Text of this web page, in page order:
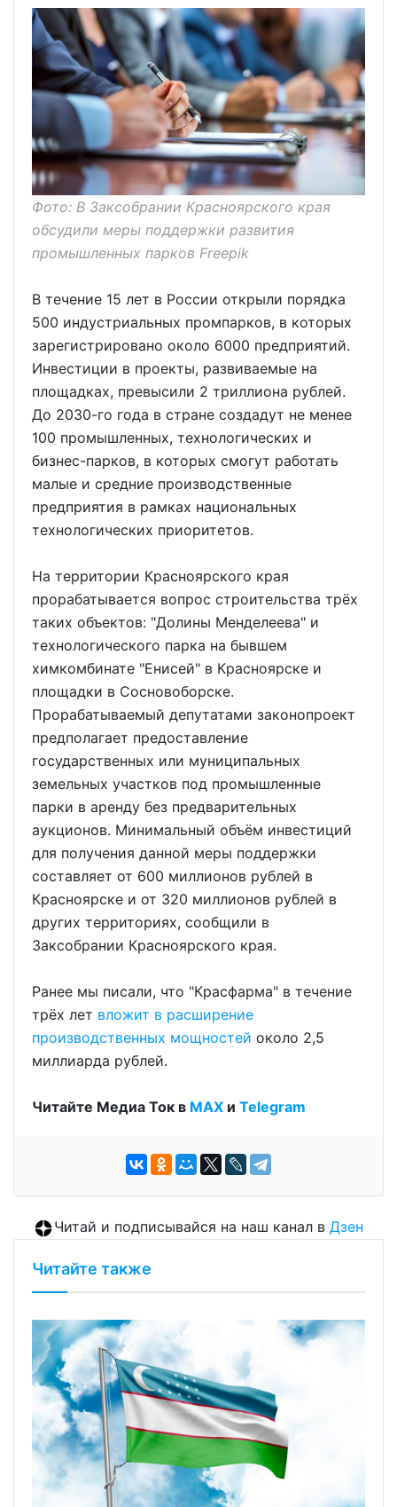
Фото: В Заксобрании Красноярского края
обсудили меры поддержки развития
промышленных парков Freepik
В течение 15 лет в России открыли порядка
500 индустриальных промпарков, в которых
зарегистрировано около 6000 предприятий.
Инвестиции в проекты, развиваемые на
площадках, превысили 2 триллиона рублей.
До 2030-го года в стране создадут не менее
100 промышленных, технологических и
бизнес-парков, в которых смогут работать
малые и средние производственные
предприятия в рамках национальных
технологических приоритетов.
На территории Красноярского края
прорабатывается вопрос строительства трёх
таких объектов: "Долины Менделеева" и
технологического парка на бывшем
химкомбинате "Енисей" в Красноярске и
площадки в Сосновоборске.
Прорабатываемый депутатами законопроект
предполагает предоставление
государственных или муниципальных
земельных участков под промышленные
парки в аренду без предварительных
аукционов. Минимальный объём инвестиций
для получения данной меры поддержки
составляет от 600 миллионов рублей в
Красноярске и от 320 миллионов рублей в
других территориях, сообщили в
Заксобрании Красноярского края.
Ранее мы писали, что "Красфарма" в течение
трёх лет вложит в расширение
производственных мощностей около 2,5
миллиарда рублей.
Читайте Медиа Ток в МАХ и Telegram
Читай и подписывайся на наш канал в Дзен
Читайте также